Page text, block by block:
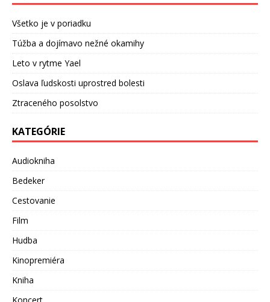
Všetko je v poriadku
Túžba a dojímavo nežné okamihy
Leto v rytme Yael
Oslava ľudskosti uprostred bolesti
Ztraceného posolstvo
KATEGÓRIE
Audiokniha
Bedeker
Cestovanie
Film
Hudba
Kinopremiéra
Kniha
Koncert